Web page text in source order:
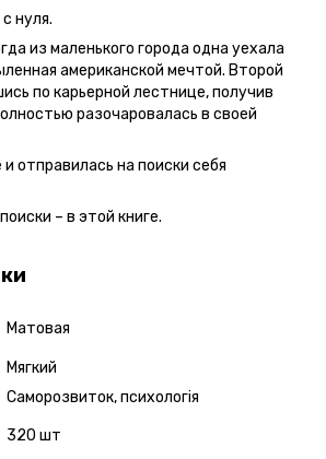
нуля.
из маленького города одна уехала
американской мечтой. Второй
по карьерной лестнице, получив
разочаровалась в своей
отправилась на поиски себя
– в этой книге.
Матовая
Мягкий
Саморозвиток, психологія
320 шт